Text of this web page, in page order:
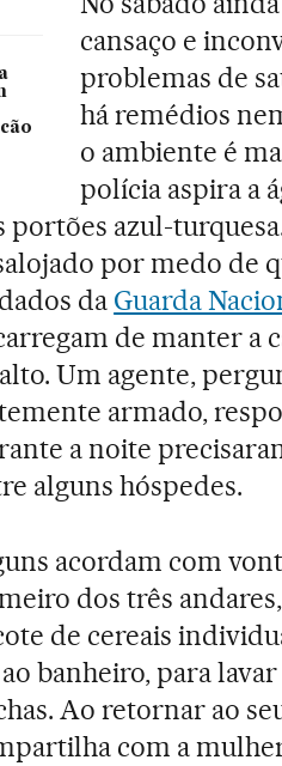
cansaço e
problemas de
há remédios
o ambiente é
polícia aspira a
portões azul-
por medo de
da Guarda
de manter a
Um agente,
armado,
a noite
alguns hóspedes.
acordam com
dos três
de cereais
banheiro, para
Ao retornar ao
com a